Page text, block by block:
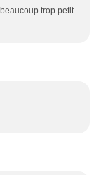
trop petit